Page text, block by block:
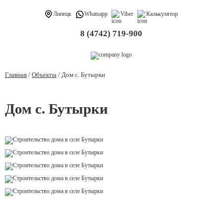
Липецк Whatsapp Viber Калькулятор
8 (4742) 719-900
Главная / Объекты / Дом с. Бутырки
Дом с. Бутырки